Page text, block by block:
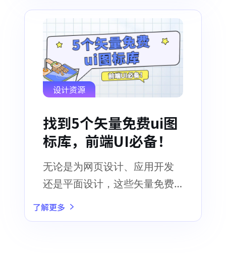
设计资源
找到5个矢量免费ui图
标库，前端UI必备！
无论是为网页设计、应用开发
还是平面设计，这些矢量免费
UI图标库都能帮助你提升设计
了解更多